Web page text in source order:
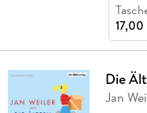
17,00
Die
Jan